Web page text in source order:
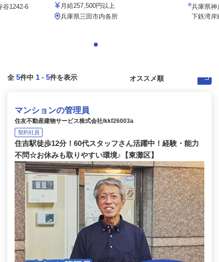
谷1242-6
月給257,500円以上
兵庫県三田市内各所
兵庫県神
下鉄湾岸
全 5件中 1 - 5件を表示
マンションの管理員
住友不動産建物サービス株式会社/kkf26003a
契約社員
住吉駅徒歩12分！60代スタッフさん活躍中！経験・能力
不問☆お休みも取りやすい環境♪【東灘区】